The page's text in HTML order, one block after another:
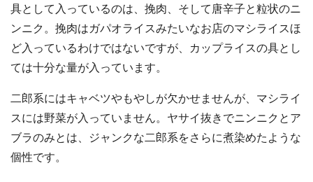
具として入っているのは、挽肉、そして唐辛子と粒状のニ
ンニク。挽肉はガパオライスみたいなお店のマシライスほ
ど入っているわけではないですが、カップライスの具とし
ては十分な量が入っています。
二郎系にはキャベツやもやしが欠かせませんが、マシライ
スには野菜が入っていません。ヤサイ抜きでニンニクとア
ブラのみとは、ジャンクな二郎系をさらに煮染めたような
個性です。